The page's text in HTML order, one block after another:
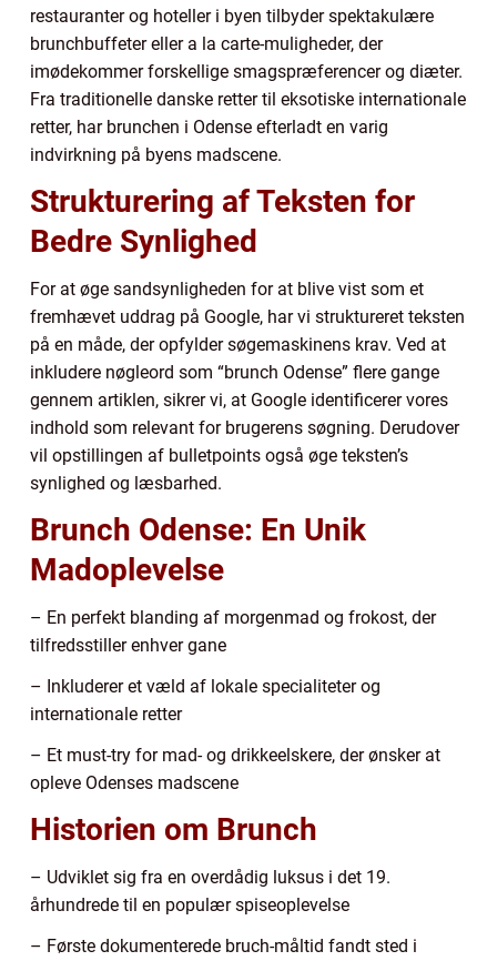
restauranter og hoteller i byen tilbyder spektakulære
brunchbuffeter eller a la carte-muligheder, der
imødekommer forskellige smagspræferencer og diæter.
Fra traditionelle danske retter til eksotiske internationale
retter, har brunchen i Odense efterladt en varig
indvirkning på byens madscene.
Strukturering af Teksten for
Bedre Synlighed
For at øge sandsynligheden for at blive vist som et
fremhævet uddrag på Google, har vi struktureret teksten
på en måde, der opfylder søgemaskinens krav. Ved at
inkludere nøgleord som “brunch Odense” flere gange
gennem artiklen, sikrer vi, at Google identificerer vores
indhold som relevant for brugerens søgning. Derudover
vil opstillingen af bulletpoints også øge teksten’s
synlighed og læsbarhed.
Brunch Odense: En Unik
Madoplevelse
– En perfekt blanding af morgenmad og frokost, der
tilfredsstiller enhver gane
– Inkluderer et væld af lokale specialiteter og
internationale retter
– Et must-try for mad- og drikkeelskere, der ønsker at
opleve Odenses madscene
Historien om Brunch
– Udviklet sig fra en overdådig luksus i det 19.
århundrede til en populær spiseoplevelse
– Første dokumenterede bruch-måltid fandt sted i